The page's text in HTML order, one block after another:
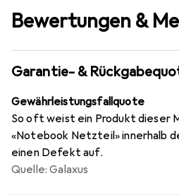
Bewertungen &
Garantie- &
Gewährleistungsfallquote
So oft weist ein Produkt dieser
«Notebook Netzteil» innerhalb
einen Defekt auf.
Quelle: Galaxus